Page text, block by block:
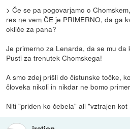
> Če se pa pogovarjamo o
res ne vem ČE je PRIMERNO, da ga
okliče za pana?
Je primerno za Lenarda, da se mu da
Pusti za trenutek Chomskega!
A smo zdej prišli do čistunske točke,
človeka nikoli in nikdar ne bomo
Niti "priden ko čebela" ali "vztrajen kot